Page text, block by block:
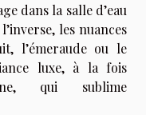
dans la salle d’eau
les nuances
l’émeraude ou le
luxe, à la fois
qui sublime